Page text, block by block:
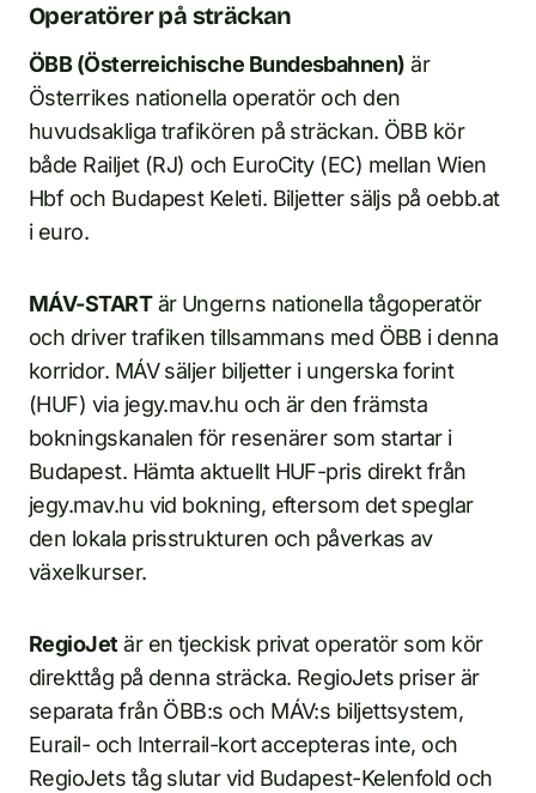
Operatörer på sträckan
ÖBB (Österreichische Bundesbahnen) är
Österrikes nationella operatör och den
huvudsakliga trafikören på sträckan. ÖBB kör
både Railjet (RJ) och EuroCity (EC) mellan Wien
Hbf och Budapest Keleti. Biljetter säljs på oebb.at
i euro.
MÁV-STARTär Ungerns nationella tågoperatör
och driver trafiken tillsammans med ÖBB i denna
korridor. MÁV säljer biljetter i ungerska forint
(HUF) via jegy.mav.hu och är den främsta
bokningskanalen för resenärer som startar i
Budapest. Hämta aktuellt HUF-pris direkt från
jegy.mav.hu vid bokning, eftersom det speglar
den lokala prisstrukturen och påverkas av
växelkurser.
RegioJetär en tjeckisk privat operatör som kör
direkttåg på denna sträcka. RegioJets priser är
separata från ÖBB:s och MÁV:s biljettsystem,
Eurail- och Interrail-kort accepteras inte, och
RegioJets tåg slutar vid Budapest-Kelenfold och